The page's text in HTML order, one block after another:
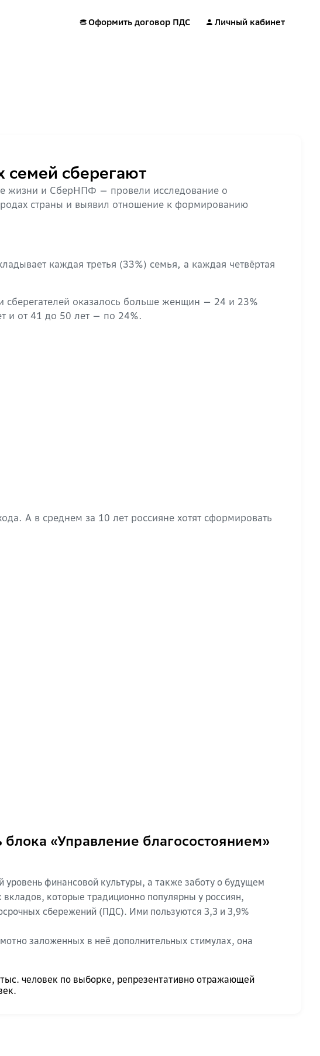
Оформить договор ПДС Личный кабинет
семей сберегают
жизни и СберНПФ — провели исследование о
страны и выявил отношение к формированию
каждая третья (33%) семья, а каждая четвёртая
оказалось больше женщин — 24 и 23%
и от 41 до 50 лет — по 24%.
А в среднем за 10 лет россияне хотят сформировать
«Управление благосостоянием»
финансовой культуры, а также заботу о будущем
которые традиционно популярны у россиян,
сбережений (ПДС). Ими пользуются 3,3 и 3,9%
заложенных в неё дополнительных стимулах, она
человек по выборке, репрезентативно отражающей